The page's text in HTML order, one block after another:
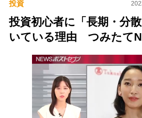
投資
投資初心者に「長期・分
いている理由 つみたて